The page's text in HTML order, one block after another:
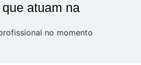
atuam na
no momento